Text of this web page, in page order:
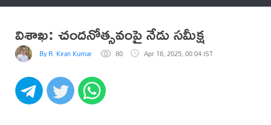
విశాఖ: చందనోత్సవంపై నేడు సమీక్ష
By R. Kiran Kumar 80 Apr 16, 2025, 00:04 IST